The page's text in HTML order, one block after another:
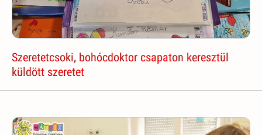
Szeretetcsoki, bohócdoktor csapaton keresztül
küldött szeretet